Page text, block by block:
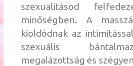
szexualitásod
minőségben. A
kioldódnak az
szexuális
megalázottság és